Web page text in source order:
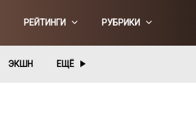
РЕЙТИНГИ РУБРИКИ
ЭКШН ЕЩЁ